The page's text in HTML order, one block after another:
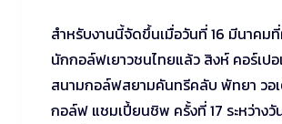
สำหรับงานนี้จัดขึ้นเมื่อวันที่ 16 มีนาคม
นักกอล์ฟเยาวชนไทยแล้ว สิงห์ คอร์เป
สนามกอล์ฟสยามคันทรีคลับ พัทยา วอ
กอล์ฟ แชมเปี้ยนชิพ ครั้งที่ 17 ระหว่าง